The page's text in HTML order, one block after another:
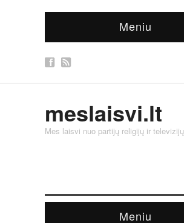
Meniu
meslaisvi.lt
Mes laisvi nuo partijų religijų ir televizijų
Meniu